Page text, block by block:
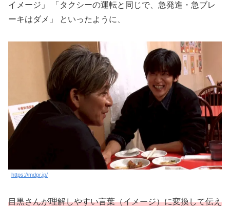
イメージ」 「タクシーの運転と同じで、急発進・急ブレ
ーキはダメ」 といったように、
https://mdpr.jp/
目黒さんが理解しやすい言葉（イメージ）に変換して伝え